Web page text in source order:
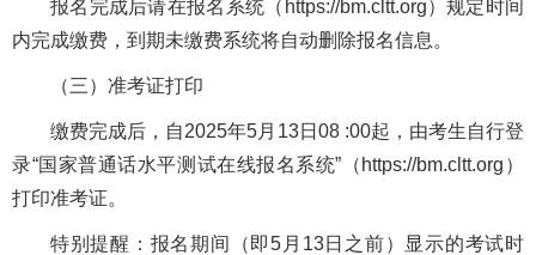
报名完成后请在报名系统（https://bm.cltt.org）规定时间
内完成缴费，到期未缴费系统将自动删除报名信息。
（三）准考证打印
缴费完成后，自2025年5月13日08 :00起，由考生自行登
录“国家普通话水平测试在线报名系统”（https://bm.cltt.org）
打印准考证。
特别提醒：报名期间（即5月13日之前）显示的考试时